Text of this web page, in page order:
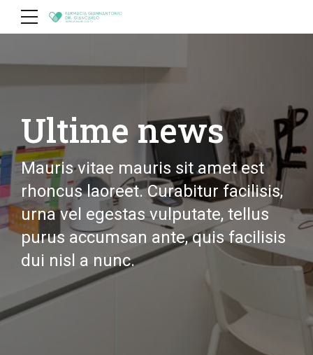
Ultime news
Mauris vitae mauris sit amet est
rhoncus laoreet. Curabitur facilisis,
urna vel egestas vulputate, tellus
purus accumsan ante, quis facilisis
dui nisl a nunc.